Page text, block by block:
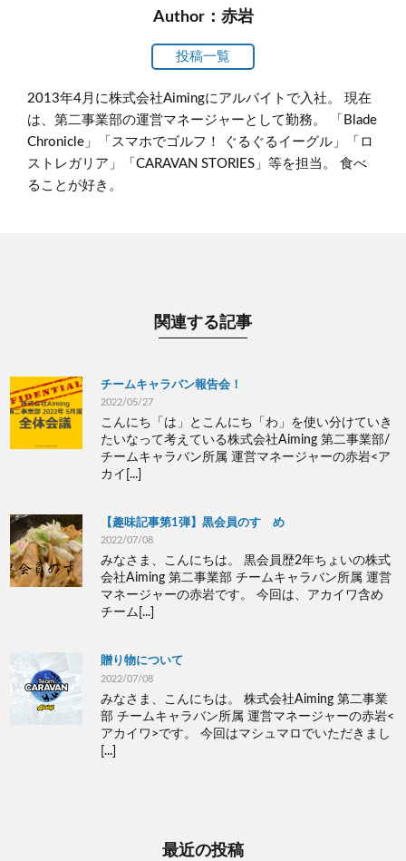
Author：赤岩
投稿一覧
2013年4月に株式会社Aimingにアルバイトで入社。 現在
は、第二事業部の運営マネージャーとして勤務。 「Blade
Chronicle」「スマホでゴルフ！ ぐるぐるイーグル」「ロ
ストレガリア」「CARAVAN STORIES」等を担当。 食べ
ることが好き。
関連する記事
チームキャラバン報告会！
2022/05/27
こんにち「は」とこんにち「わ」を使い分けていき
たいなって考えている株式会社Aiming 第二事業部/
チームキャラバン所属 運営マネージャーの赤岩<ア
カイ[...]
【趣味記事第1弾】黒会員のすゝめ
2022/07/08
みなさま、こんにちは。 黒会員歴2年ちょいの株式
会社Aiming 第二事業部 チームキャラバン所属 運営
マネージャーの赤岩です。 今回は、アカイワ含め
チーム[...]
贈り物について
2022/07/08
みなさま、こんにちは。 株式会社Aiming 第二事業
部 チームキャラバン所属 運営マネージャーの赤岩<
アカイワ>です。 今回はマシュマロでいただきまし
[...]
最近の投稿